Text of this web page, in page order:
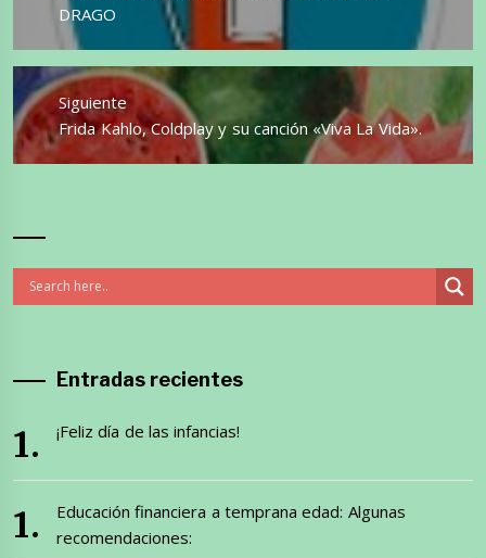
anterior:
DRAGO
Siguiente
Entrada
siguiente:
Frida Kahlo, Coldplay y su canción «Viva La Vida».
Entradas recientes
¡Feliz día de las infancias!
Educación financiera a temprana edad: Algunas
recomendaciones: